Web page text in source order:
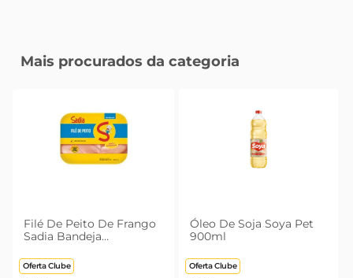
Mais procurados da categoria
Filé De Peito De Frango
Sadia Bandeja
Oferta Clube
Óleo De Soja Soya Pet
900ml
Oferta Clube